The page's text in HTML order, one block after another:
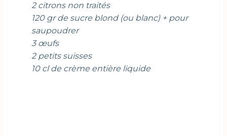
2 citrons non traités
120 gr de sucre blond (ou blanc) + pour
saupoudrer
3 œufs
2 petits suisses
10 cl de crème entière liquide